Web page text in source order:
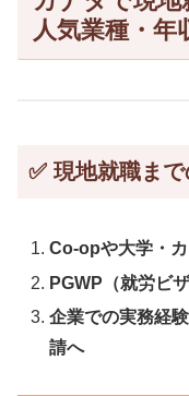
人気業種・年
✅ 現地就職ま
Co-opや大学・
PGWP（就労ビ
企業での実務経
請へ